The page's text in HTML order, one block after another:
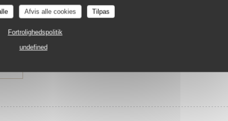
Afvis alle cookies Tilpas
Fortrolighedspolitik
undefined
vieux café du monde. Un café littéraire élégant, prisé par les artistes,
de l’époque…